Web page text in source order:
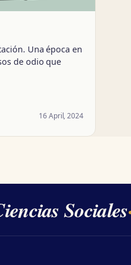
Una época en
de odio que
16 April, 2024
Sociales·